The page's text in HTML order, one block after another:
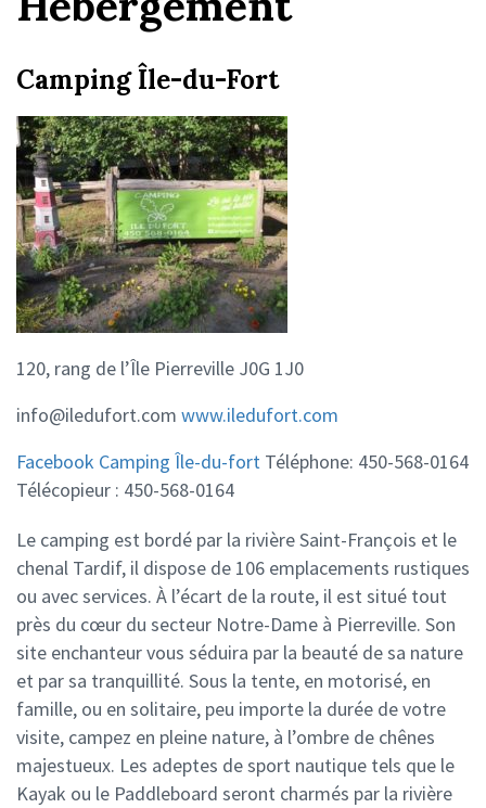
Camping Île-du-Fort
120, rang de l’Île Pierreville J0G 1J0
info@iledufort.com www.iledufort.com
Facebook Camping Île-du-fort Téléphone: 450-568-0164
Télécopieur : 450-568-0164
Le camping est bordé par la rivière Saint-François et le
chenal Tardif, il dispose de 106 emplacements rustiques
ou avec services. À l’écart de la route, il est situé tout
près du cœur du secteur Notre-Dame à Pierreville. Son
site enchanteur vous séduira par la beauté de sa nature
et par sa tranquillité. Sous la tente, en motorisé, en
famille, ou en solitaire, peu importe la durée de votre
visite, campez en pleine nature, à l’ombre de chênes
majestueux. Les adeptes de sport nautique tels que le
Kayak ou le Paddleboard seront charmés par la rivière